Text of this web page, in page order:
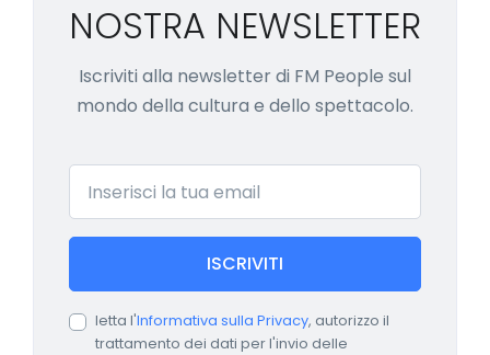
NOSTRA NEWSLETTER
Iscriviti alla newsletter di FM People sul
mondo della cultura e dello spettacolo.
Email
ISCRIVITI
letta l'Informativa sulla Privacy, autorizzo il
trattamento dei dati per l'invio delle